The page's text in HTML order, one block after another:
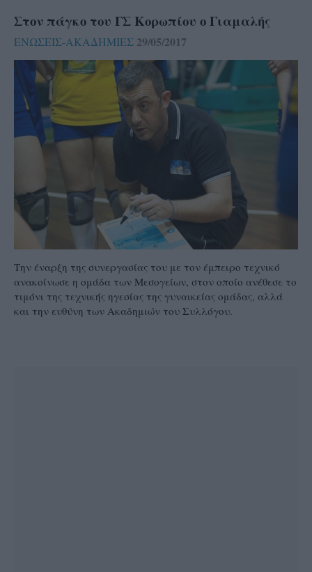
Στον πάγκο του ΓΣ Κορωπίου ο Γιαμαλής
ΕΝΩΣΕΙΣ-ΑΚΑΔΗΜΙΕΣ 29/05/2017
Την έναρξη της συνεργασίας του με τον έμπειρο τεχνικό
ανακοίνωσε η ομάδα των Μεσογείων, στον οποίο ανέθεσε το
τιμόνι της τεχνικής ηγεσίας της γυναικείας ομάδας, αλλά
και την ευθύνη των Ακαδημιών του Συλλόγου.